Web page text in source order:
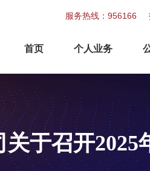
服务热线：956166
首页 个人业务
于召开2025